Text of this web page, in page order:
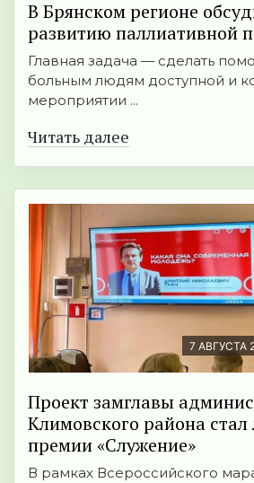
В Брянском регионе
развитию паллиативной
Главная задача — сделать
больным людям доступной и
мероприятии ...
Читать далее
7 АВГУСТА
Проект замглавы
Климовского района стал
премии «Служение»
В рамках Всероссийского